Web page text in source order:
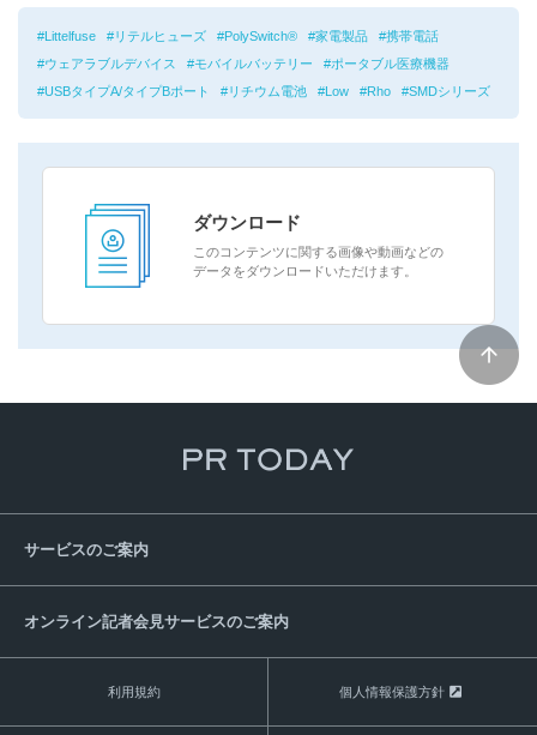
Littelfuse リテルヒューズ PolySwitch® 家電製品
携帯電話
ウェアラブルデバイス
モバイルバッテリー
ポータブル医療機器
USBタイプA/タイプBポート
リチウム電池 Low Rho SMDシリーズ
ダウンロード
このコンテンツに関する画像や動画などの
データをダウンロードいただけます。
サービスのご案内
オンライン記者会見サービスのご案内
利用規約 個人情報保護方針